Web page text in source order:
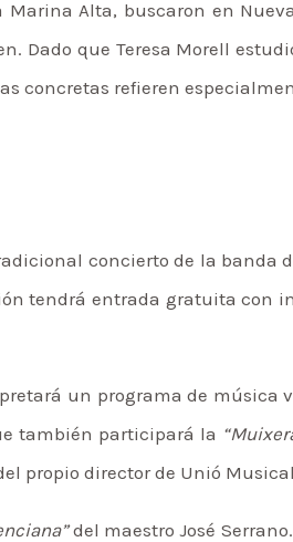
Alta, buscaron en
Dado que Teresa Morell
concretas refieren
concierto de la banda
tendrá entrada gratuita con
un programa de música
también participará la
propio director de Unió
del maestro José